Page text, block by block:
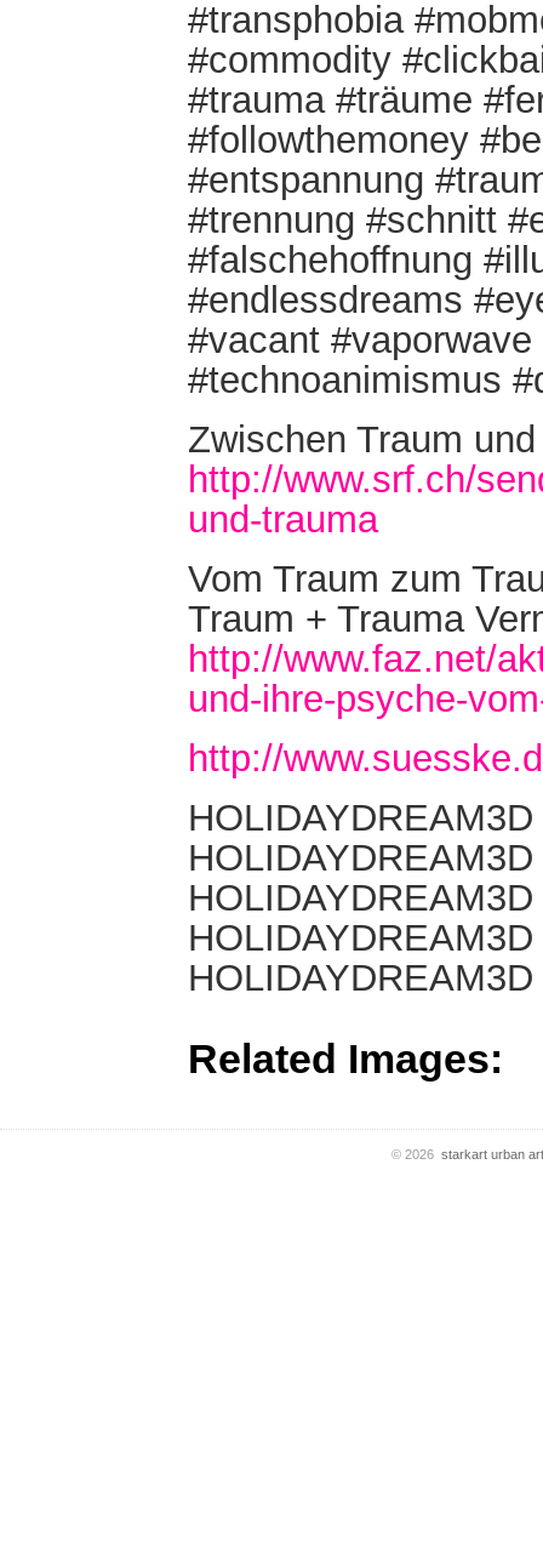
#transphobia
#commodity
#trauma #träume
#followthemoney
#entspannung
#trennung #schnitt
#falschehoffnung
#endlessdreams
#vacant
#technoanimismus
Zwischen Traum
http://www.srf.ch/
und-trauma
Vom Traum zum
Traum + Trauma
http://www.faz.net/
und-ihre-psyche-
http://
Related Images:
© 2026 starkart urban